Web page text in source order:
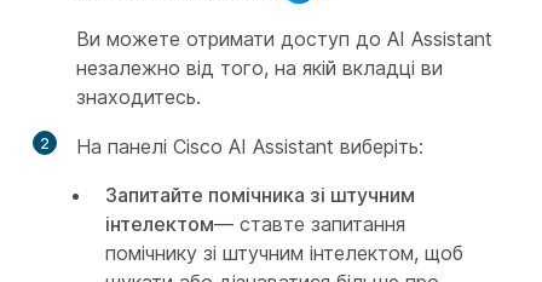
Ви можете отримати доступ до AI Assistant
незалежно від того, на якій вкладці ви
знаходитесь.
2
На панелі Cisco AI Assistant виберіть:
Запитайте помічника зі штучним
інтелектом— ставте запитання
помічнику зі штучним інтелектом, щоб